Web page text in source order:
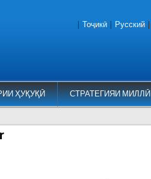
ҲУҚУҚӢ СТРАТЕГИЯИ МИЛЛӢ
Тоҷикӣ Русский